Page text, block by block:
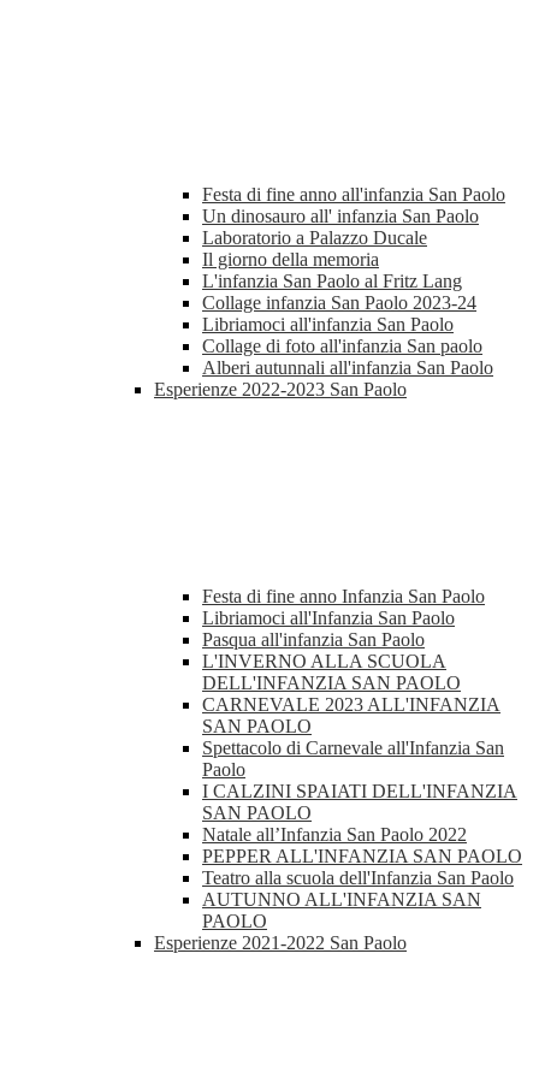
Festa di fine anno all'infanzia San Paolo
Un dinosauro all' infanzia San Paolo
Laboratorio a Palazzo Ducale
Il giorno della memoria
L'infanzia San Paolo al Fritz Lang
Collage infanzia San Paolo 2023-24
Libriamoci all'infanzia San Paolo
Collage di foto all'infanzia San paolo
Alberi autunnali all'infanzia San Paolo
Esperienze 2022-2023 San Paolo
Festa di fine anno Infanzia San Paolo
Libriamoci all'Infanzia San Paolo
Pasqua all'infanzia San Paolo
L'INVERNO ALLA SCUOLA
DELL'INFANZIA SAN PAOLO
CARNEVALE 2023 ALL'INFANZIA
SAN PAOLO
Spettacolo di Carnevale all'Infanzia San
Paolo
I CALZINI SPAIATI DELL'INFANZIA
SAN PAOLO
Natale all’Infanzia San Paolo 2022
PEPPER ALL'INFANZIA SAN PAOLO
Teatro alla scuola dell'Infanzia San Paolo
AUTUNNO ALL'INFANZIA SAN
PAOLO
Esperienze 2021-2022 San Paolo